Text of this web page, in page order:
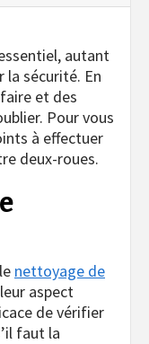
autant
la sécurité. En
et des
Pour vous
à effectuer
deux-roues.
nettoyage de
aspect
de vérifier
faut la